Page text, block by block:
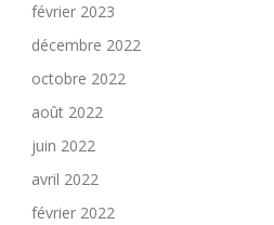
février 2023
décembre 2022
octobre 2022
août 2022
juin 2022
avril 2022
février 2022